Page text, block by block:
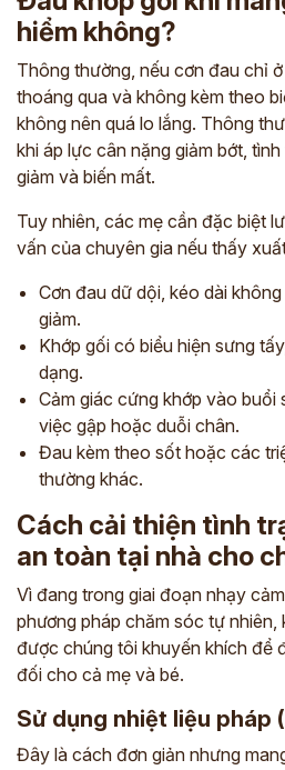
hiểm không?
Thông thường, nếu cơn đau chỉ
thoáng qua và không kèm theo
không nên quá lo lắng. Thông
khi áp lực cân nặng giảm bớt,
giảm và biến mất.
Tuy nhiên, các mẹ cần đặc biệt
vấn của chuyên gia nếu thấy
Cơn đau dữ dội, kéo dài
giảm.
Khớp gối có biểu hiện sưng
dạng.
Cảm giác cứng khớp vào buổi
việc gập hoặc duỗi chân.
Đau kèm theo sốt hoặc các
thường khác.
Cách cải thiện tình
an toàn tại nhà cho
Vì đang trong giai đoạn nhạy
phương pháp chăm sóc tự
được chúng tôi khuyến khích để
đối cho cả mẹ và bé.
Sử dụng nhiệt liệu pháp
Đây là cách đơn giản nhưng